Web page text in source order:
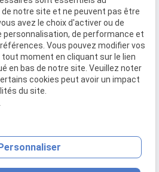
notre site et ne peuvent pas être
avez le choix d'activer ou de
personnalisation, de performance et
Vous pouvez modifier vos
moment en cliquant sur le lien
en bas de notre site. Veuillez noter
cookies peut avoir un impact
du site.